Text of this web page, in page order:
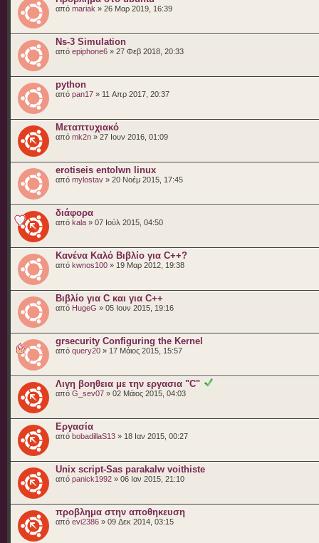
από mariak » 26 Μαρ 2019, 16:39
Ns-3 Simulation
από epiphone6 » 27 Φεβ 2018, 20:33
python
από pan17 » 11 Απρ 2017, 20:37
Μεταπτυχιακό
από mk2n » 27 Ιουν 2016, 01:09
erotiseis entolwn linux
από mylostav » 20 Νοέμ 2015, 17:45
διάφορα
από kala » 07 Ιούλ 2015, 04:50
Κανένα Καλό Βιβλίο για C++?
από kwnos100 » 19 Μαρ 2012, 19:38
Βιβλίο για C και για C++
από HugeG » 05 Ιουν 2015, 19:16
grsecurity Configuring the Kernel
από query20 » 17 Μάιος 2015, 15:57
Λιγη βοηθεια με την εργασια "C"
από G_sev07 » 02 Μάιος 2015, 04:03
Εργασία
από bobadillaS13 » 18 Ιαν 2015, 00:27
Unix script-Sas parakalw voithiste
από panick1992 » 06 Ιαν 2015, 21:10
προβλημα στην αποθηκευση
από evi2386 » 09 Δεκ 2014, 03:15